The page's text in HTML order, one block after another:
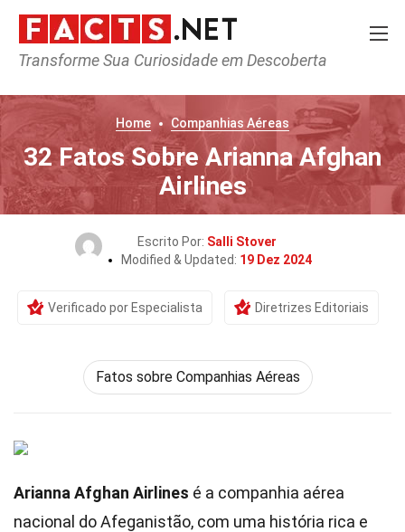
Transforme Sua Curiosidade em Descoberta
Home Companhias Aéreas
32 Fatos Sobre Arianna Afghan
Airlines
Escrito Por: Salli Stover
Modified & Updated: 19 Dez 2024
Verificado por Especialista Diretrizes Editoriais
Fatos sobre Companhias Aéreas
Arianna Afghan Airlines é a companhia aérea
nacional do Afeganistão, com uma história rica e